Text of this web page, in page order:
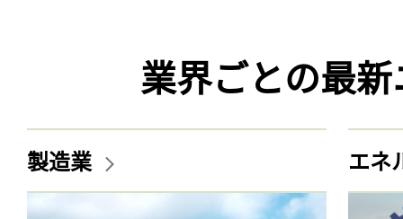
業界ごとの最
製造業 エネ